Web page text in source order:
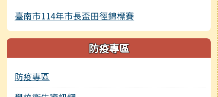
臺南市114年市長盃田徑錦標賽
防疫專區
防疫專區